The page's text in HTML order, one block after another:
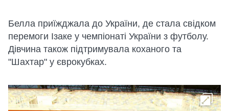
Белла приїжджала до України, де стала свідком
перемоги Ізаке у чемпіонаті України з футболу.
Дівчина також підтримувала коханого та
"Шахтар" у єврокубках.